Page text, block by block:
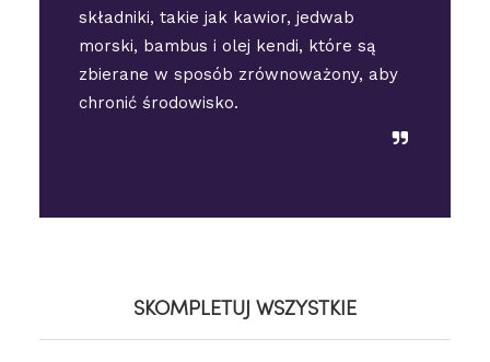
składniki, takie jak kawior, jedwab
morski, bambus i olej kendi, które są
zbierane w sposób zrównoważony, aby
chronić środowisko.
SKOMPLETUJ WSZYSTKIE